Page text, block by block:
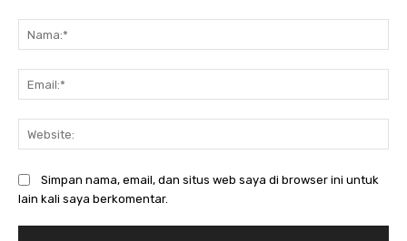
Simpan nama, email, dan situs web saya di browser ini untuk
lain kali saya berkomentar.